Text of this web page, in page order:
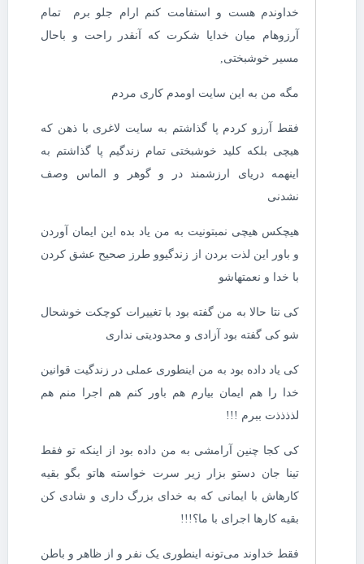
خداوندم هست و استفامت کنم ارام جلو برم تمام
آرزوهام میان خدایا شکرت که آنقدر راحت و باحال
مسیر خوشبختی,
مگه من به این سایت اومدم کاری مردم
فقط آرزو کردم پا گذاشتم به سایت لاغری با ذهن که
هیچی بلکه کلید خوشبختی تمام زندگیم پا گذاشتم به
اینهمه دریای ارزشمند در و گوهر و الماس وصف
نشدنی
هیچکس هیچی نمبتونیت به من یاد بده این ایمان آوردن
و باور این لذت بردن از زندگیو‌و طرز صحیح عشق کردن
با خدا و نعمتهاشو
کی نتا حالا به من گفته بود با تغییرات کوچکت خوشحال
شو کی گفته بود آزادی و محدودیتی نداری
کی یاد داده بود به من اینطوری عملی در زندگیت قوانین
خدا را هم ایمان بیارم هم باور کنم هم اجرا منم هم
لذذذذت ببرم !!!
کی کجا چنین آرامشی به من داده بود از اینکه تو فقط
تینا جان دستو بزار زیر سرت خواسته هاتو بگو بقیه
کارهاش با ایمانی که به خدای بزرگ داری و شادی کن
بقیه کارها اجرای با ما؟!!!
فقط خداوند می‌تونه اینطوری یک نفر و از ظاهر و باطن